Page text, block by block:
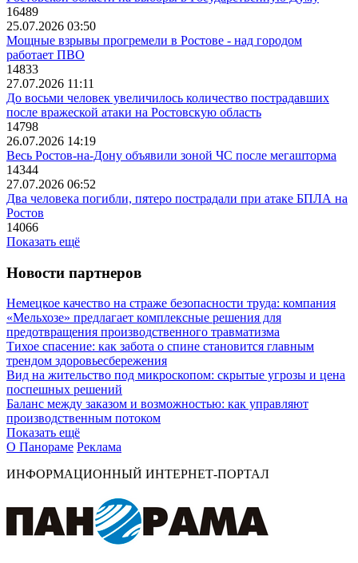
16489
25.07.2026 03:50
Мощные взрывы прогремели в Ростове - над городом
работает ПВО
14833
27.07.2026 11:11
До восьми человек увеличилось количество пострадавших
после вражеской атаки на Ростовскую область
14798
26.07.2026 14:19
Весь Ростов-на-Дону объявили зоной ЧС после мегашторма
14344
27.07.2026 06:52
Два человека погибли, пятеро пострадали при атаке БПЛА на
Ростов
14066
Показать ещё
Новости партнеров
Немецкое качество на страже безопасности труда: компания
«Мельхозе» предлагает комплексные решения для
предотвращения производственного травматизма
Тихое спасение: как забота о спине становится главным
трендом здоровьесбережения
Вид на жительство под микроскопом: скрытые угрозы и цена
поспешных решений
Баланс между заказом и возможностью: как управляют
производственным потоком
Показать ещё
О Панораме Реклама
ИНФОРМАЦИОННЫЙ ИНТЕРНЕТ-ПОРТАЛ